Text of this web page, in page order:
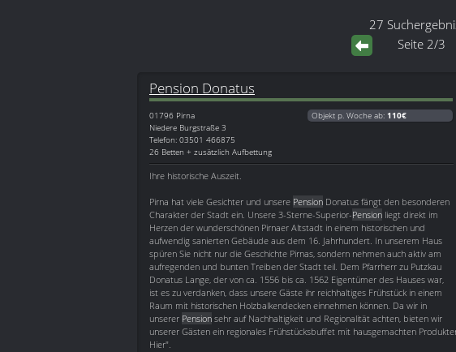
27
Seite 2/3
Pension Donatus
01796 Pirna
Niedere Burgstraße 3
Telefon: 03501 466875
26 Betten + zusätzlich Aufbettung
Objekt p. Woche ab: 110€
Ihre historische Auszeit.
Pirna hat viele Gesichter und unsere Pension Donatus fängt den besonderen
Charakter der Stadt ein. Unsere 3-Sterne-Superior-Pension liegt direkt im
Herzen der wunderschönen Pirnaer Altstadt in einem historischen und
aufwendig sanierten Gebäude aus dem 16. Jahrhundert. In unserem Haus
spüren Sie nicht nur die Geschichte Pirnas, sondern nehmen auch aktiv am
aufregenden und bunten Treiben der Stadt teil. Dem Pfarrherr zu Putzkau
Donatus Lange, der von ca. 1556 bis ca. 1562 Eigentümer des Hauses war,
ist es zu verdanken, dass unsere Gäste ihr reichhaltiges Frühstück in einem
Raum mit historischen Holzbalkendecken einnehmen können. Da wir in
unserer Pension sehr auf Nachhaltigkeit und Regionalität achten, bieten wir
unserer Gästen ein regionales Frühstücksbuffet mit hausgemachten
Hier".